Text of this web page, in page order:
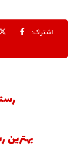
بهترین